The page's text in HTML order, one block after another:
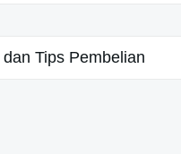
Tips Pembelian